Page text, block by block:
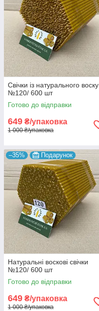
Свічки із натурального воску
№120/ 600 шт
Готово до відправки
649 ₴/упаковка
1 000 ₴/упаковка
–35% Подарунок
Натуральні воскові свічки
№120/ 600 шт
Готово до відправки
649 ₴/упаковка
1 000 ₴/упаковка